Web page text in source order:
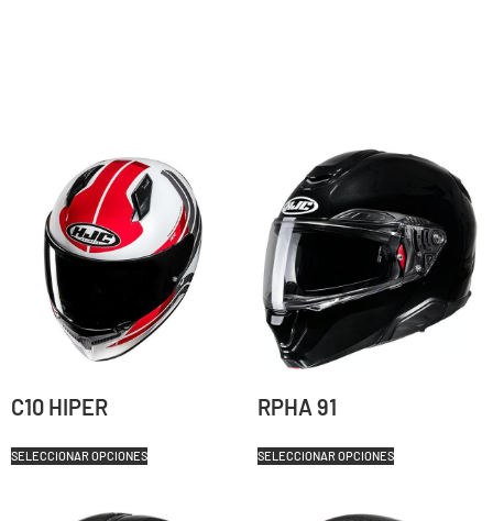
C10 HIPER
SELECCIONAR OPCIONES
RPHA 91
SELECCIONAR OPCIONES